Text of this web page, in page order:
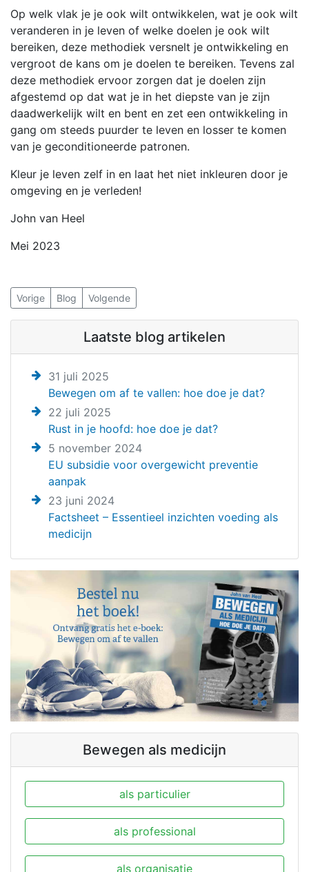
Op welk vlak je je ook wilt ontwikkelen, wat je ook wilt
veranderen in je leven of welke doelen je ook wilt
bereiken, deze methodiek versnelt je ontwikkeling en
vergroot de kans om je doelen te bereiken. Tevens zal
deze methodiek ervoor zorgen dat je doelen zijn
afgestemd op dat wat je in het diepste van je zijn
daadwerkelijk wilt en bent en zet een ontwikkeling in
gang om steeds puurder te leven en losser te komen
van je geconditioneerde patronen.
Kleur je leven zelf in en laat het niet inkleuren door je
omgeving en je verleden!
John van Heel
Mei 2023
Vorige Blog Volgende
Laatste blog artikelen
31 juli 2025
Bewegen om af te vallen: hoe doe je dat?
22 juli 2025
Rust in je hoofd: hoe doe je dat?
5 november 2024
EU subsidie voor overgewicht preventie
aanpak
23 juni 2024
Factsheet – Essentieel inzichten voeding als
medicijn
Bewegen als medicijn
als particulier
als professional
als organisatie